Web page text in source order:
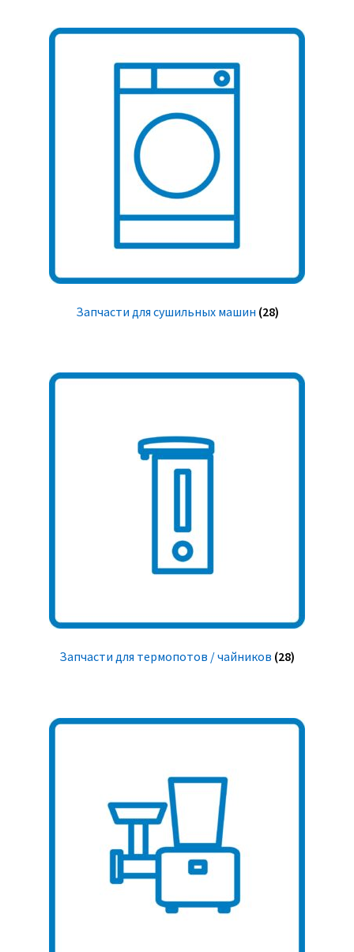
Запчасти для сушильных машин (28)
Запчасти для термопотов / чайников (28)